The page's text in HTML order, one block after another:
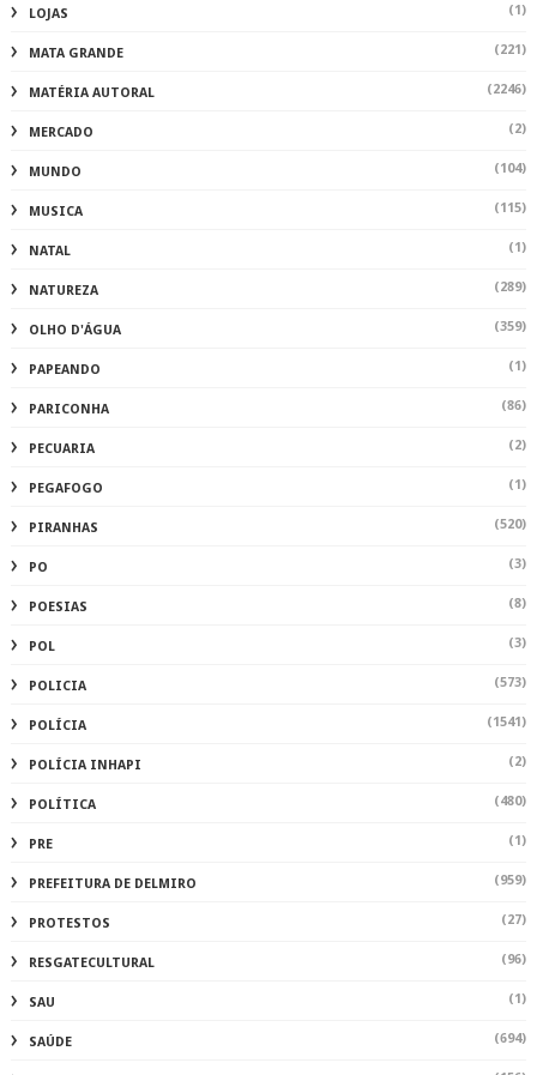
LOJAS (1)
MATA GRANDE (221)
MATÉRIA AUTORAL (2246)
MERCADO (2)
MUNDO (104)
MUSICA (115)
NATAL (1)
NATUREZA (289)
OLHO D'ÁGUA (359)
PAPEANDO (1)
PARICONHA (86)
PECUARIA (2)
PEGAFOGO (1)
PIRANHAS (520)
PO (3)
POESIAS (8)
POL (3)
POLICIA (573)
POLÍCIA (1541)
POLÍCIA INHAPI (2)
POLÍTICA (480)
PRE (1)
PREFEITURA DE DELMIRO (959)
PROTESTOS (27)
RESGATECULTURAL (96)
SAU (1)
SAÚDE (694)